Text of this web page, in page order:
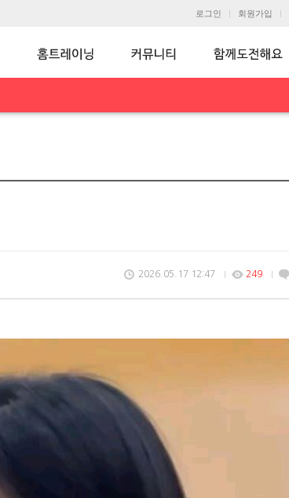
로그인 회원가입
2026.05.17 12:47 249